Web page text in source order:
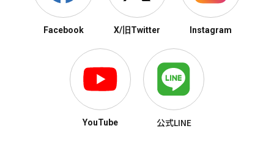
Facebook X/旧Twitter Instagram
YouTube 公式LINE